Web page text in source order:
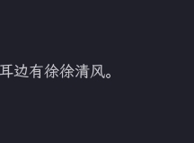
边有徐徐清风。